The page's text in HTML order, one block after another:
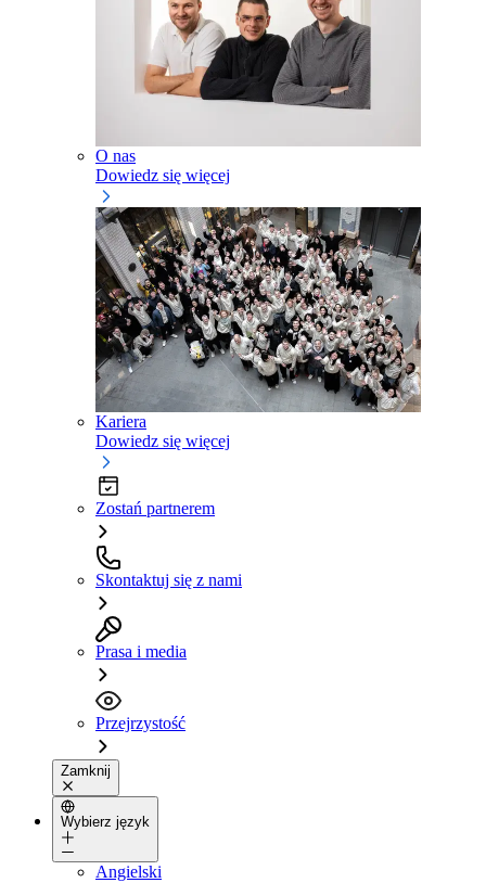
O nas
Dowiedz się więcej
Kariera
Dowiedz się więcej
Zostań partnerem
Skontaktuj się z nami
Prasa i media
Przejrzystość
Zamknij
Wybierz język
Angielski